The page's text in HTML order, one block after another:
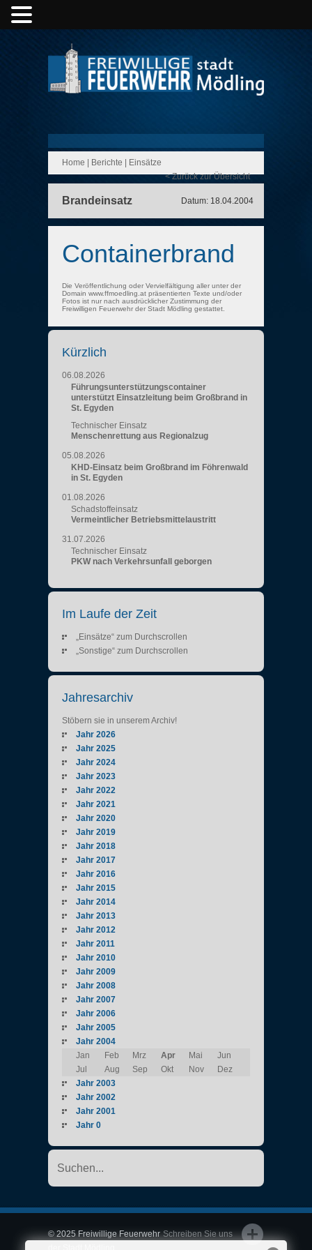
Home Berichte
Einsätze
< Zurück zur Übersicht
Brandeinsatz Datum: 18.04.2004
Containerbrand
Die Veröffentlichung oder Vervielfältigung aller unter der
Domain www.ffmoedling.at präsentierten Texte und/oder
Fotos ist nur nach ausdrücklicher Zustimmung der
Freiwilligen Feuerwehr der Stadt Mödling gestattet.
Kürzlich
06.08.2026
Führungsunterstützungscontainer
unterstützt Einsatzleitung beim Großbrand in
St. Egyden
Technischer Einsatz
Menschenrettung aus Regionalzug
05.08.2026
KHD-Einsatz beim Großbrand im Föhrenwald
in St. Egyden
01.08.2026
Schadstoffeinsatz
Vermeintlicher Betriebsmittelaustritt
31.07.2026
Technischer Einsatz
PKW nach Verkehrsunfall geborgen
Im Laufe der Zeit
„Einsätze“ zum Durchscrollen
„Sonstige“ zum Durchscrollen
Jahresarchiv
Stöbern sie in unserem Archiv!
Jahr 2026
Jahr 2025
Jahr 2024
Jahr 2023
Jahr 2022
Jahr 2021
Jahr 2020
Jahr 2019
Jahr 2018
Jahr 2017
Jahr 2016
Jahr 2015
Jahr 2014
Jahr 2013
Jahr 2012
Jahr 2011
Jahr 2010
Jahr 2009
Jahr 2008
Jahr 2007
Jahr 2006
Jahr 2005
Jahr 2004
Jan
Feb Mrz Apr Mai
Jun
Jul
Aug Sep Okt Nov
Dez
Jahr 2003
Jahr 2002
Jahr 2001
Jahr 0
Schreiben Sie uns
© 2025 Freiwillige Feuerwehr